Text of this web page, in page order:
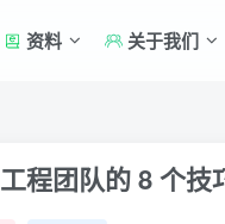
资料 关于我们
程团队的 8 个技